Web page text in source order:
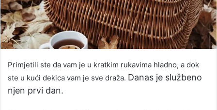
Primjetili ste da vam je u kratkim rukavima hladno, a dok
ste u kući dekica vam je sve draža. Danas je službeno
njen prvi dan.